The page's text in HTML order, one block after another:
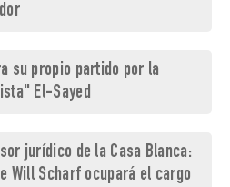
su propio partido por la
El-Sayed
jurídico de la Casa Blanca:
Will Scharf ocupará el cargo